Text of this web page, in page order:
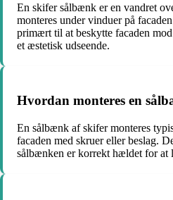
En skifer sålbænk er en vandret
monteres under vinduer på
primært til at beskytte facaden
et æstetisk udseende.
Hvordan monteres en
En sålbænk af skifer monteres
facaden med skruer eller beslag.
sålbænken er korrekt hældet for at